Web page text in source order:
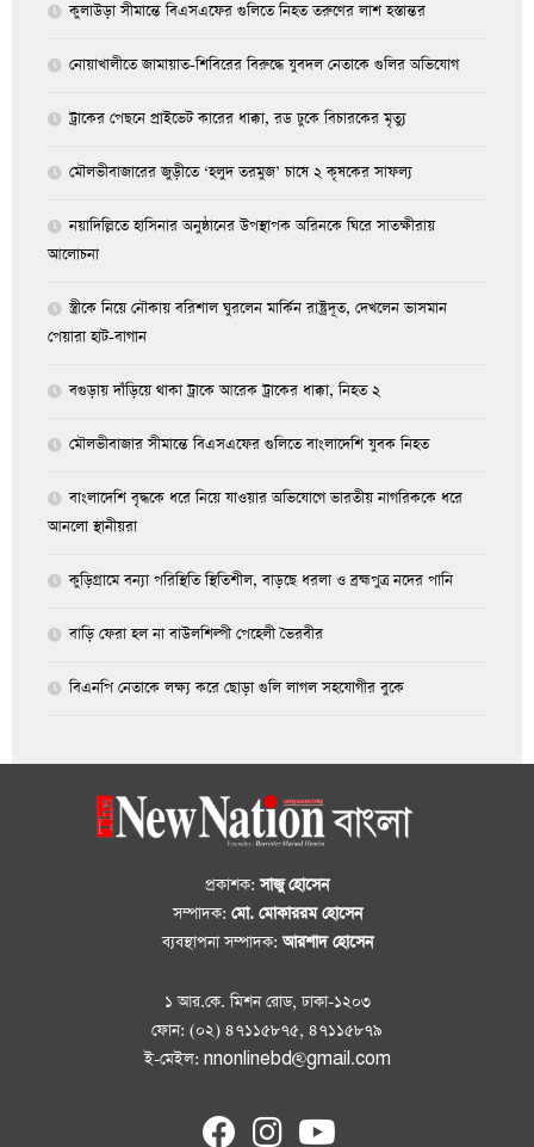
কুলাউড়া সীমান্তে বিএসএফের গুলিতে নিহত তরুণের লাশ হস্তান্তর
নোয়াখালীতে জামায়াত-শিবিরের বিরুদ্ধে যুবদল নেতাকে গুলির অভিযোগ
ট্রাকের পেছনে প্রাইভেট কারের ধাক্কা, রড ঢুকে বিচারকের মৃত্যু
মৌলভীবাজারের জুড়ীতে ‘হলুদ তরমুজ’ চাষে ২ কৃষকের সাফল্য
নয়াদিল্লিতে হাসিনার অনুষ্ঠানের উপস্থাপক অরিনকে ঘিরে সাতক্ষীরায়
আলোচনা
স্ত্রীকে নিয়ে নৌকায় বরিশাল ঘুরলেন মার্কিন রাষ্ট্রদূত, দেখলেন ভাসমান
পেয়ারা হাট-বাগান
বগুড়ায় দাঁড়িয়ে থাকা ট্রাকে আরেক ট্রাকের ধাক্কা, নিহত ২
মৌলভীবাজার সীমান্তে বিএসএফের গুলিতে বাংলাদেশি যুবক নিহত
বাংলাদেশি বৃদ্ধকে ধরে নিয়ে যাওয়ার অভিযোগে ভারতীয় নাগরিককে ধরে
আনলো স্থানীয়রা
কুড়িগ্রামে বন্যা পরিস্থিতি স্থিতিশীল, বাড়ছে ধরলা ও ব্রহ্মপুত্র নদের পানি
বাড়ি ফেরা হল না বাউলশিল্পী পেহেলী ভৈরবীর
বিএনপি নেতাকে লক্ষ্য করে ছোড়া গুলি লাগল সহযোগীর বুকে
প্রকাশক:সাজু হোসেন
সম্পাদক: মো. মোকাররম হোসেন
ব্যবস্থাপনা সম্পাদক:আরশাদ হোসেন
১ আর.কে. মিশন রোড, ঢাকা-১২০৩
ফোন: (০২) ৪৭১১৫৮৭৫, ৪৭১১৫৮৭৯
ই-মেইল: nnonlinebd@gmail.com
fab
fab
fab